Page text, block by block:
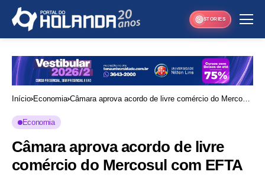
STORIES
Início Economia Câmara aprova acordo de livre comércio do Mercosul
Economia
Câmara aprova acordo de livre
comércio do Mercosul com EFTA